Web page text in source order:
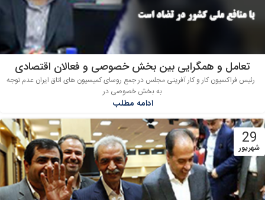
تعامل و همگرایی بین بخش خصوصی و فعالان اقتصادی
رئیس فراکسیون کار و کار آفرینی مجلس در جمع روسای کمیسیون های اتاق ایران عدم توجه
به بخش خصوصی در
ادامه مطلب
29
شهریور